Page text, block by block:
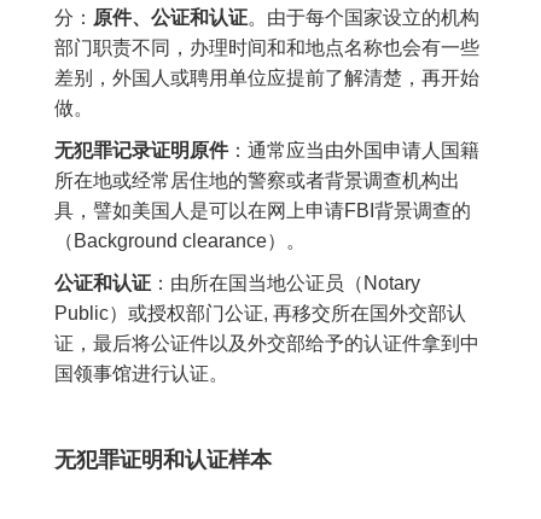
分： 原件、公证和认证。由于每个国家设立的机构
部门职责不同，办理时间和和地点名称也会有一些
差别，外国人或聘用单位应提前了解清楚，再开始
做。
无犯罪记录证明原件：通常应当由外国申请人国籍
所在地或经常居住地的警察或者背景调查机构出
具，譬如美国人是可以在网上申请FBI背景调查的
（Background clearance）。
公证和认证 ：由所在国当地公证员（Notary
Public）或授权部门公证, 再移交所在国外交部认
证，最后将公证件以及外交部给予的认证件拿到中
国领事馆进行认证。
无犯罪证明和认证样本